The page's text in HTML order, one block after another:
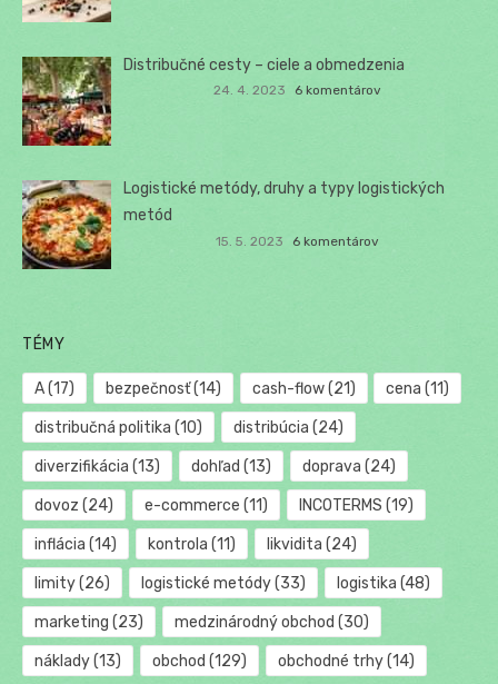
Distribučné cesty – ciele a obmedzenia
24. 4. 2023 6 komentárov
Logistické metódy, druhy a typy logistických
metód
15. 5. 2023 6 komentárov
TÉMY
A(17) bezpečnosť(14) cash-flow(21) cena (11)
distribučná politika (10) distribúcia (24)
diverzifikácia (13) dohľad (13) doprava (24)
dovoz (24) e-commerce (11) INCOTERMS (19)
inflácia (14) kontrola (11) likvidita (24)
limity(26) logistické metódy(33) logistika (48)
marketing (23) medzinárodný obchod (30)
náklady(13) obchod (129) obchodné trhy(14)